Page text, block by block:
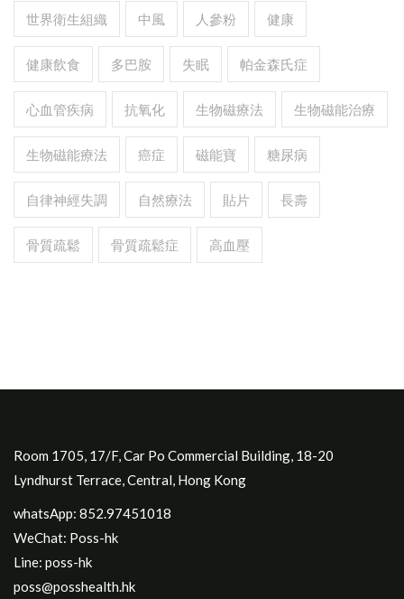
世界衛生組織 中風 人參粉 健康
健康飲食 多巴胺 失眠 帕金森氏症
心血管疾病 抗氧化 生物磁療法 生物磁能治療
生物磁能療法 癌症 磁能寶 糖尿病
自律神經失調 自然療法 貼片 長壽
骨質疏鬆 骨質疏鬆症 高血壓
Room 1705, 17/F, Car Po Commercial Building, 18-20
Lyndhurst Terrace, Central, Hong Kong
whatsApp: 852.97451018
WeChat: Poss-hk
Line: poss-hk
poss@posshealth.hk